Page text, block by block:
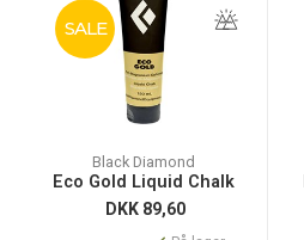
SALE
Black Diamond
Eco Gold Liquid Chalk
DKK 89,60